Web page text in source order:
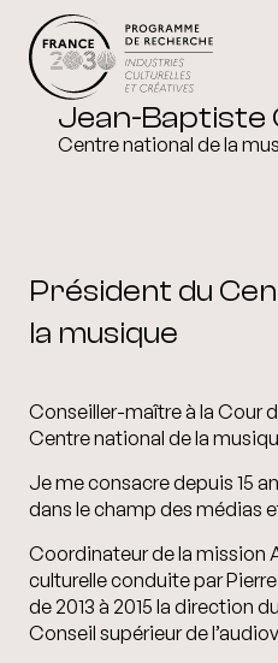
Jean-Baptiste
Centre national de la
Président du
la musique
Conseiller-maître à la Cour
Centre national de la
Je me consacre depuis 15
dans le champ des médias
Coordinateur de la mission
culturelle conduite par
de 2013 à 2015 la direction
Conseil supérieur de